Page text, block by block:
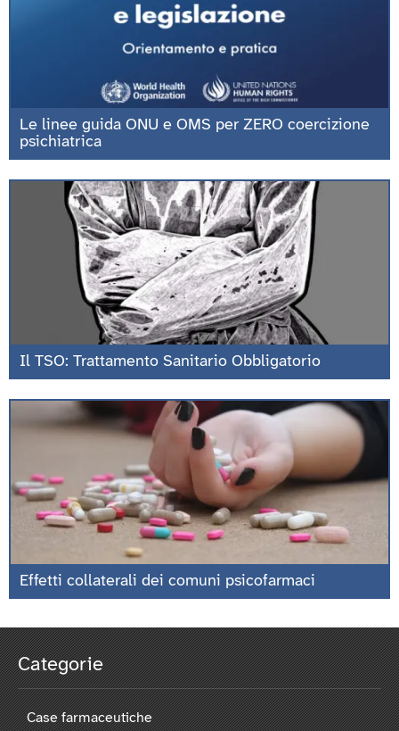
Le linee guida ONU e OMS per ZERO coercizione
psichiatrica
Il TSO: Trattamento Sanitario Obbligatorio
Effetti collaterali dei comuni psicofarmaci
Categorie
Case farmaceutiche